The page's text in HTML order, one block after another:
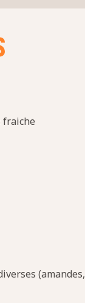
fraiche
(amandes,